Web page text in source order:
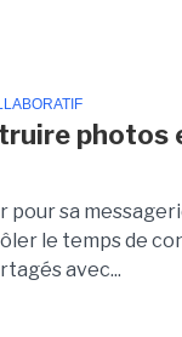
photos
sa
le temps de
avec...